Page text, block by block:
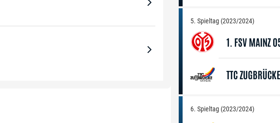
5. Spieltag (2023/2024)
1. FSV MAINZ
TTC
6. Spieltag (2023/2024)